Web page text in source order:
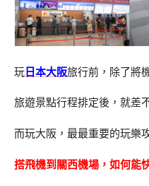
玩 日本大阪旅行前，除了將
旅遊景點行程排定後，就差
而玩大阪，最最重要的玩樂
搭飛機到關西機場，如何能